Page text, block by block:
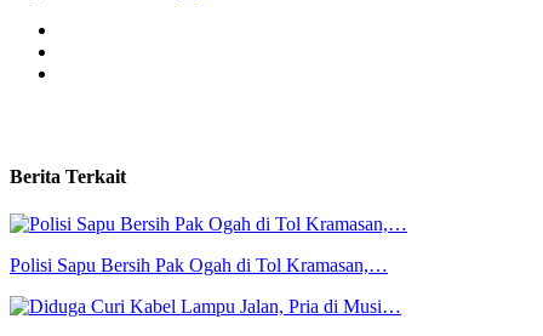
Berita Terkait
Polisi Sapu Bersih Pak Ogah di Tol Kramasan,…